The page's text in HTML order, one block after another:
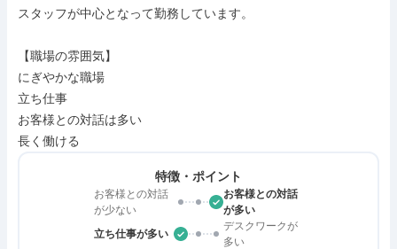
スタッフが中心となって勤務しています。
【職場の雰囲気】
にぎやかな職場
立ち仕事
お客様との対話は多い
長く働ける
特徴・ポイント
お客様との対話
が少ない
お客様との対話
が多い
立ち仕事が多い
デスクワークが
多い